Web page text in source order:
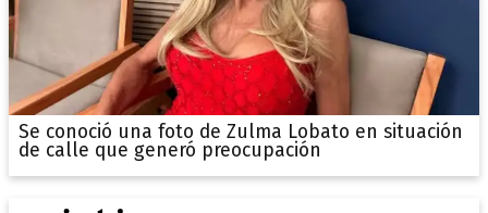
Se conoció una foto de Zulma Lobato en situación
de calle que generó preocupación